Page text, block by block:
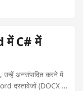
में C# में
उन्हें अनसंपादित करने में
दस्तावेजों (DOCX या